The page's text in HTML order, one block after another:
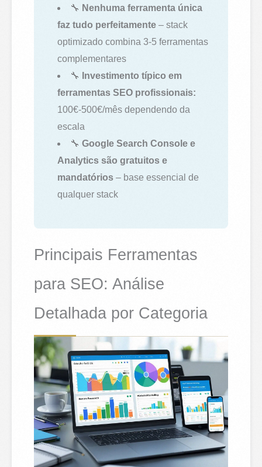
🔧 Nenhuma ferramenta única
faz tudo perfeitamente – stack
optimizado combina 3-5 ferramentas
complementares
🔧
Investimento típico em
ferramentas SEO profissionais:
100€-500€/mês dependendo da
escala
🔧Google Search Console e
Analytics são gratuitos e
mandatórios – base essencial de
qualquer stack
Principais Ferramentas
para SEO: Análise
Detalhada por Categoria